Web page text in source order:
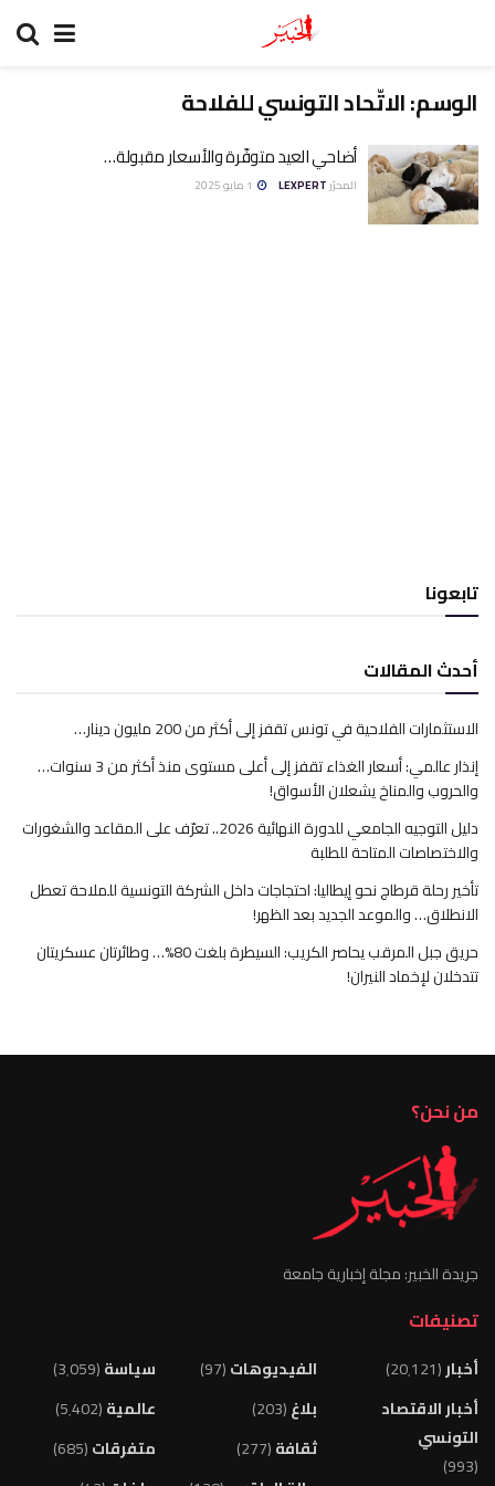
الوسم:الاتّحاد التونسي للفلاحة
أضاحي العيد متوفّرة والأسعار مقبولة…
المحرّرLEXPERT
تابعونا
أحدث المقالات
الاستثمارات الفلاحية في تونس تقفز إلى أكثر من 200 مليون دينار…
إنذار عالمي: أسعار الغذاء تقفز إلى أعلى مستوى منذ أكثر من 3 سنوات…
والحروب والمناخ يشعلان الأسواق!
دليل التوجيه الجامعي للدورة النهائية 2026.. تعرّف على المقاعد والشغورات
والاختصاصات المتاحة للطلبة
تأخير رحلة قرطاج نحو إيطاليا: احتجاجات داخل الشركة التونسية للملاحة تعطل
الانطلاق… والموعد الجديد بعد الظهر!
حريق جبل المرقب يحاصر الكريب: السيطرة بلغت 80%… وطائرتان عسكريتان
تتدخلان لإخماد النيران!
من نحن؟
جريدة الخبير: مجلة إخبارية جامعة
تصنيفات
أخبار(20٬121)
أخبار الاقتصاد
التونسي
(993)
الفيديوهات(97)
بلاغ(203)
ثقافة(277)
سياسة(3٬059)
عالمية(5٬402)
متفرقات(685)